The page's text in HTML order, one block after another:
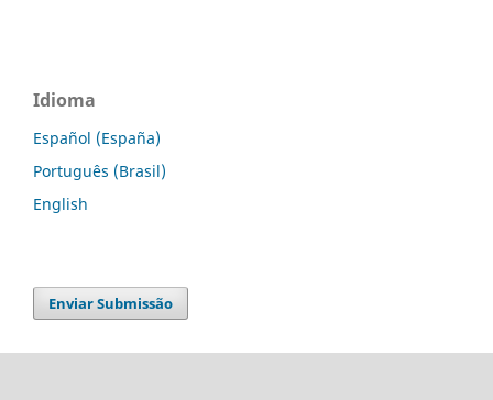
Idioma
Español (España)
Português (Brasil)
English
Enviar Submissão